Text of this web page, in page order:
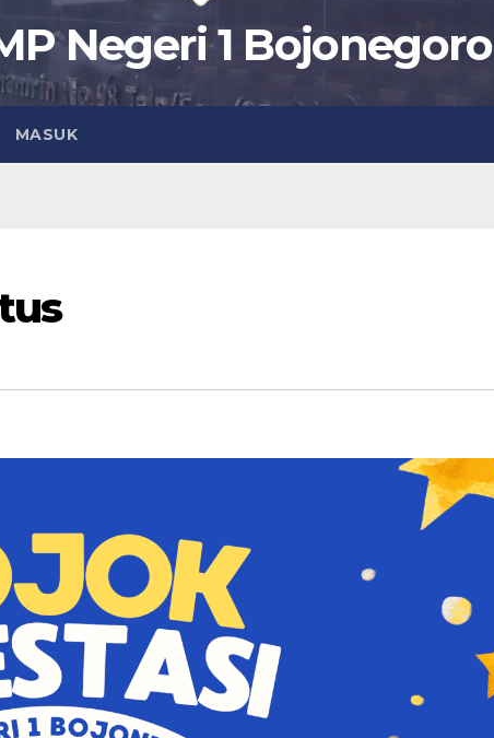
Negeri 1 Bojonegoro
MASUK